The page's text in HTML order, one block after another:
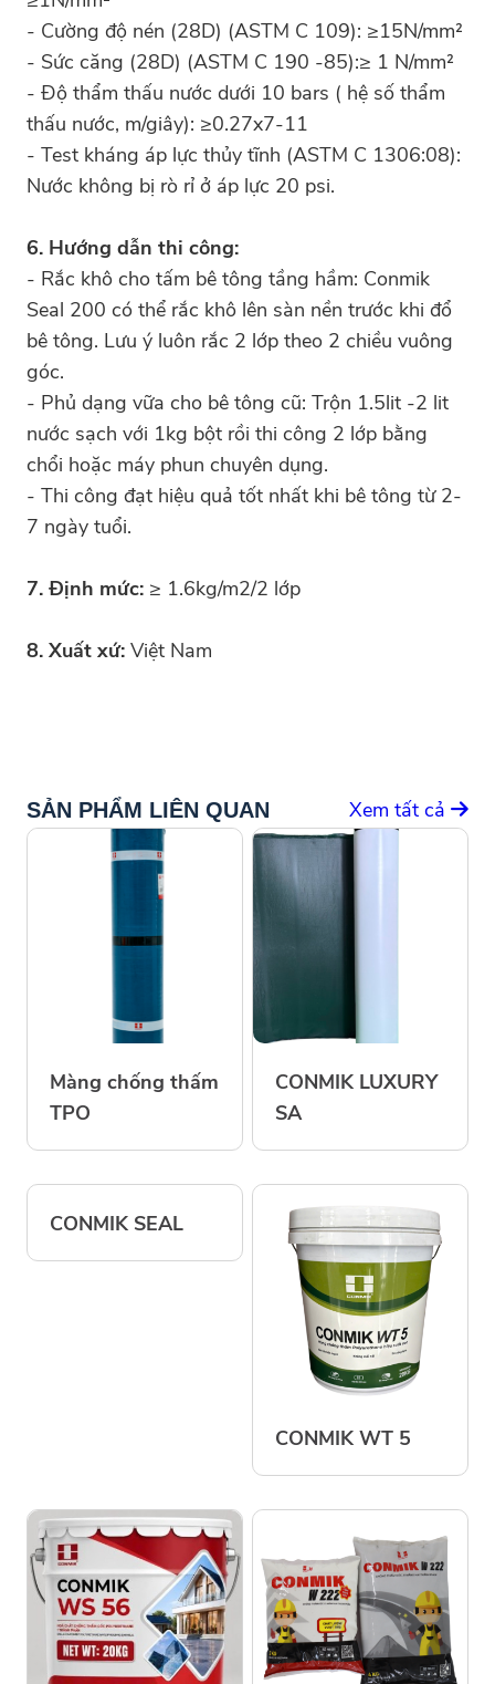
- Cường độ nén (28D) (ASTM C 109): ≥15N/mm²
- Sức căng (28D) (ASTM C 190 -85):≥ 1 N/mm²
- Độ thẩm thấu nước dưới 10 bars ( hệ số thẩm
thấu nước, m/giây): ≥0.27x7-11
- Test kháng áp lực thủy tĩnh (ASTM C 1306:08):
Nước không bị rò rỉ ở áp lực 20 psi.
6. Hướng dẫn thi công:
- Rắc khô cho tấm bê tông tầng hầm: Conmik
Seal 200 có thể rắc khô lên sàn nền trước khi đổ
bê tông. Lưu ý luôn rắc 2 lớp theo 2 chiều vuông
góc.
- Phủ dạng vữa cho bê tông cũ: Trộn 1.5lit -2 lit
nước sạch với 1kg bột rồi thi công 2 lớp bằng
chổi hoặc máy phun chuyên dụng.
- Thi công đạt hiệu quả tốt nhất khi bê tông từ 2-
7 ngày tuổi.
7. Định mức: ≥ 1.6kg/m2/2 lớp
8. Xuất xứ: Việt Nam
SẢN PHẨM LIÊN QUAN Xem tất cả
Màng chống thấm
TPO
CONMIK LUXURY
SA
CONMIK SEAL
CONMIK WT 5